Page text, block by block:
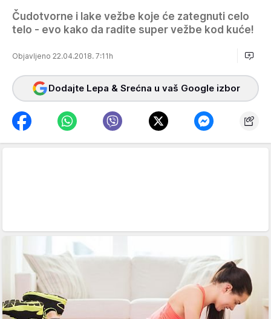
Čudotvorne i lake vežbe koje će zategnuti celo
telo - evo kako da radite super vežbe kod kuće!
Objavljeno 22.04.2018. 7:11h
Dodajte Lepa & Srećna u vaš Google izbor